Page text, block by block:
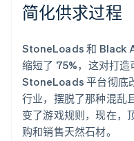
简化供求过程
StoneLoads 和 Black
缩短了 75%，这对打造
StoneLoads 平台彻底
行业，摆脱了那种混乱
变了游戏规则，现在，
购和销售天然石材。